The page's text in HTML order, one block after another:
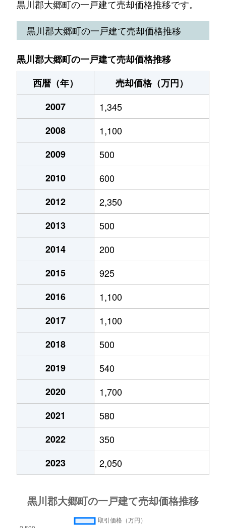
黒川郡大郷町の一戸建て売却価格推移です。
黒川郡大郷町の一戸建て売却価格推移
黒川郡大郷町の一戸建て売却価格推移
西暦（年）
売却価格（万円）
2007
1,345
2008
1,100
2009
500
2010
600
2012
2,350
2013
500
2014
200
2015
925
2016
1,100
2017
1,100
2018
500
2019
540
2020
1,700
2021
580
2022
350
2023
2,050